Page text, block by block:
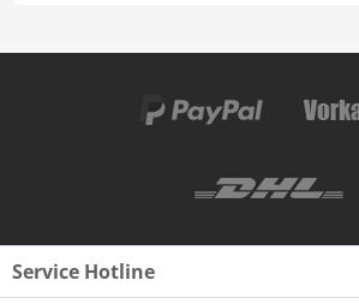
Service Hotline